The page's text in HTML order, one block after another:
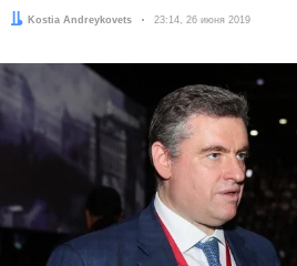
Автор:Kostia Andreykovets Дата:
23:14, 26 июня 2019